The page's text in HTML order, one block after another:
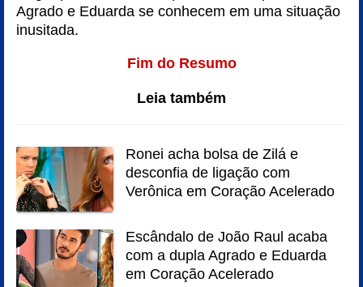
Agrado e Eduarda se conhecem em uma situação
inusitada.
Fim do Resumo
Leia também
Ronei acha bolsa de Zilá e
desconfia de ligação com
Verônica em Coração Acelerado
Escândalo de João Raul acaba
com a dupla Agrado e Eduarda
em Coração Acelerado